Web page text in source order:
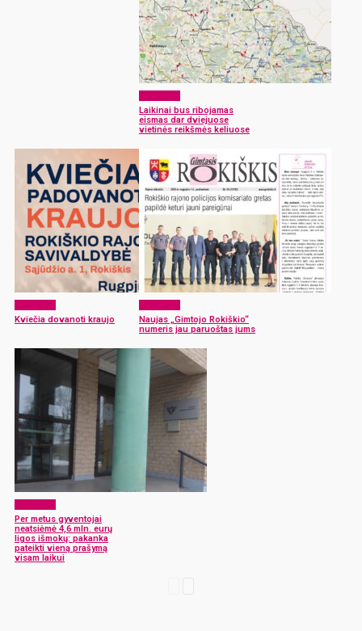
Laikinai bus ribojamas
eismas dar dviejuose
vietinės reikšmės keliuose
Kviečia dovanoti kraujo
Naujas „Gimtojo Rokiškio“
numeris jau paruoštas jums
Per metus gyventojai
neatsiėmė 4,6 mln. eurų
ligos išmokų: pakanka
pateikti vieną prašymą
visam laikui